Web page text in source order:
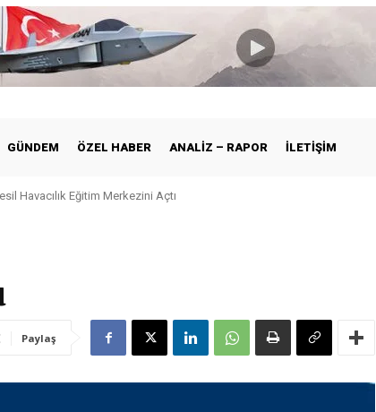
GÜNDEM ÖZEL HABER ANALIZ – RAPOR İLETIŞIM
Havacılık Eğitim Merkezini Açtı
Paylaş